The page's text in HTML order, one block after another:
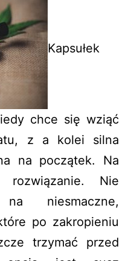
Kapsułek
chce się wziąć
z a kolei silna
na początek. Na
Nie
niesmaczne,
po zakropieniu
trzymać przed